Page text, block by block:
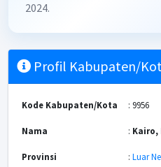
2024.
Profil Kabupaten/
Kode Kabupaten/Kota : 9956
Nama : Kairo,
Provinsi : Luar